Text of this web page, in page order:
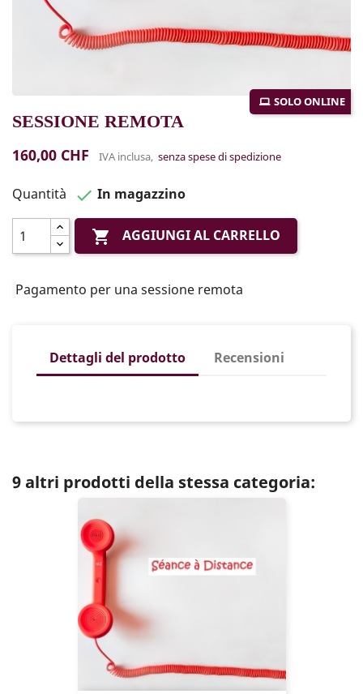
SOLO ONLINE
SESSIONE REMOTA
160,00 CHF IVA inclusa, senza spese di spedizione
Quantità  In magazzino
 AGGIUNGI AL CARRELLO
Pagamento per una sessione remota
Dettagli del prodotto Recensioni
9 altri prodotti della stessa categoria: